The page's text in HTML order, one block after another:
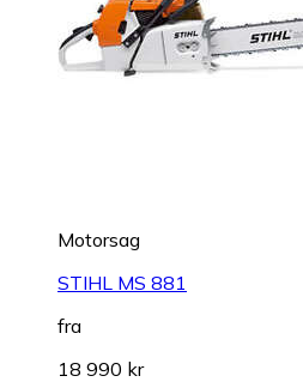
Motorsag
STIHL MS 881
fra
18 990 kr